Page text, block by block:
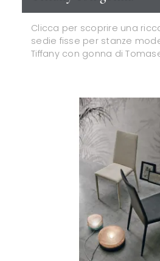
Clicca per scoprire una
sedie fisse per stanze
Tiffany con gonna di